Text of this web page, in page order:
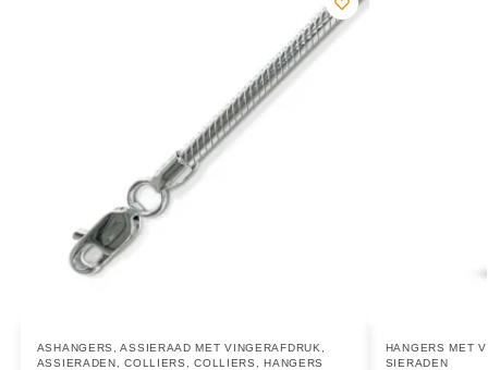
ASHANGERS ,ASSIERAAD MET VINGERAFDRUK
ASSIERADEN ,COLLIERS ,COLLIERS ,HANGERS
HANGERS MET
SIERADEN